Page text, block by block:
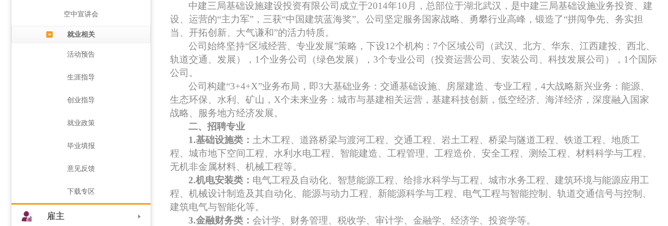
空中宣讲会
就业相关
活动预告
生涯指导
创业指导
就业政策
毕业填报
意见反馈
下载专区
雇主
中建三局基础设施建设投资有限公司成立于2014年10月，总部位于湖北武汉，是中建三局基础设施业务投资、建
设、运营的“主力军”，三获“中国建筑蓝海奖”。公司坚定服务国家战略、勇攀行业高峰，锻造了“拼闯争先、务实担
当、开拓创新、大气谦和”的活力特质。
公司始终坚持“区域经营、专业发展”策略， 下设12个机构：7个区域公司（武汉、北方、华东、江西建投、西北、
轨道交通、发展），1个业务公司（绿色发展），3个专业公司（投资运营公司、安装公司、科技发展公司），1个国际
公司。
公司构建“3+4+X”业务布局 ， 即3大基础业务：交通基础设施、房屋建造、专业工程 ，4大战略新兴业务：能源、
生态环保、水利、矿山，X个未来业务：城市与基建相关运营，基建科技创新，低空经济、海洋经济，深度融入国家
战略、服务地方经济发展。
二、招聘专业
1.基础设施类： 土木工程、道路桥梁与渡河工程、 交通工程、 岩土工程、 桥梁与隧道工程、铁道工程、 地质工
程、 城市地下空间工程、 水利水电工程、智能建造、 工程管理、工程造价、安全工程、测绘工程、材料科学与工程、
无机非金属材料、机械工程等。
2.机电安装类： 电气工程及自动化、智慧能源工程、给排水科学与工程、城市水务工程、建筑环境与能源应用工
程、机械设计制造及其自动化、能源与动力工程、新能源科学与工程、电气工程与智能控制、轨道交通信号与控制、
建筑电气与智能化等。
3.金融财务类： 会计学、财务管理、税收学、审计学、 金融学、经济学、投资学等。